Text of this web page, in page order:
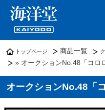
トップページ 商品一覧
» オークションNo.48「コロ
オークションNo.48「